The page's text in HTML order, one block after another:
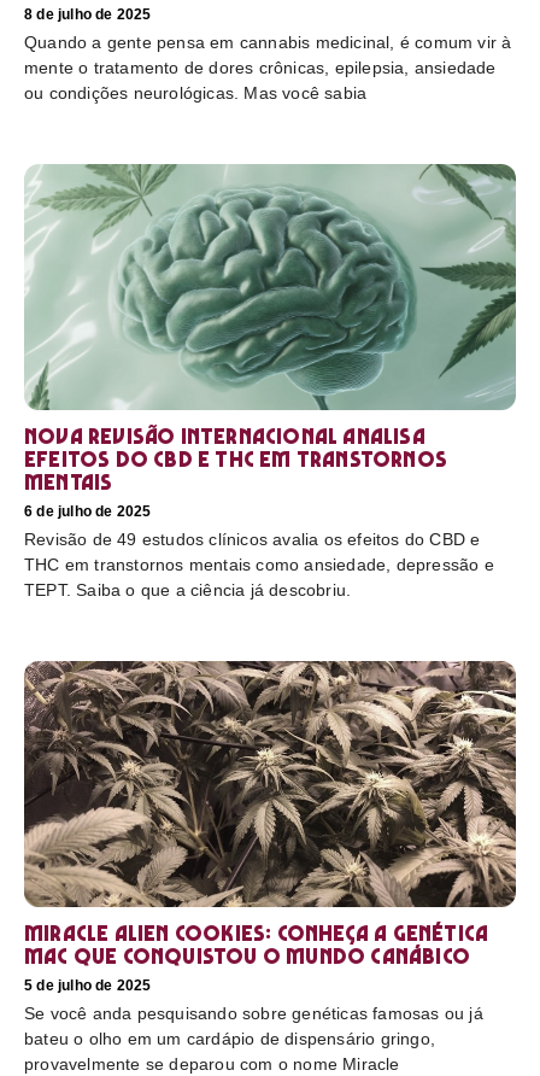
8 de julho de 2025
Quando a gente pensa em cannabis medicinal, é comum vir à
mente o tratamento de dores crônicas, epilepsia, ansiedade
ou condições neurológicas. Mas você sabia
Nova revisão internacional analisa
efeitos do CBD e THC em transtornos
mentais
6 de julho de 2025
Revisão de 49 estudos clínicos avalia os efeitos do CBD e
THC em transtornos mentais como ansiedade, depressão e
TEPT. Saiba o que a ciência já descobriu.
Miracle Alien Cookies: conheça a genética
MAC que conquistou o mundo canábico
5 de julho de 2025
Se você anda pesquisando sobre genéticas famosas ou já
bateu o olho em um cardápio de dispensário gringo,
provavelmente se deparou com o nome Miracle